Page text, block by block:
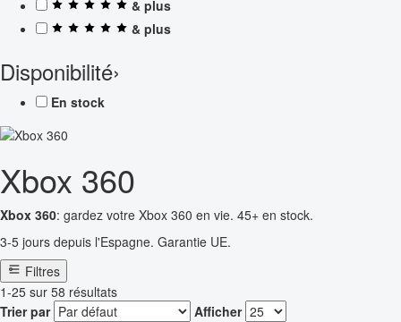
& plus
& plus
Disponibilité›
En stock
Xbox 360
Xbox 360: gardez votre Xbox 360 en vie. 45+ en stock.
3-5 jours depuis l'Espagne. Garantie UE.
Filtres
1-25 sur 58 résultats
Trier par
Afficher